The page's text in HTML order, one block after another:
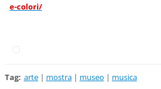
e-colori/
Tag: arte | mostra | museo | musica